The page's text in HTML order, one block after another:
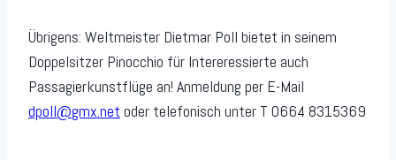
Übrigens: Weltmeister Dietmar Poll bietet in seinem
Doppelsitzer Pinocchio für Intereressierte auch
Passagierkunstflüge an! Anmeldung per E-Mail
dpoll@gmx.net oder telefonisch unter T 0664 8315369